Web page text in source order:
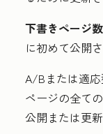
下書きページ数
に初めて公開
A/Bまたは適応
ページの全て
公開または更